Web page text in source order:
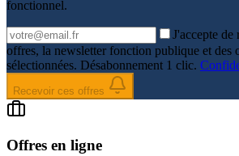
fonctionnel.
J'accepte de
offres, la newsletter fonction publique et des
sélectionnées. Désabonnement 1 clic.
Recevoir ces offres
Offres en ligne